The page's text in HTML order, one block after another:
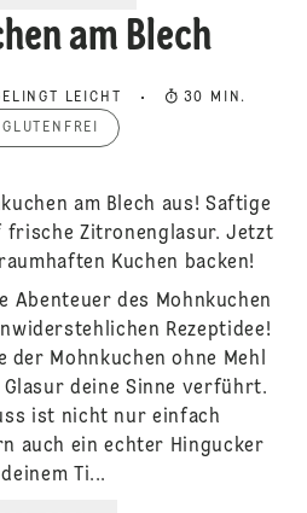
am Blech
LEICHT 30 MIN.
GLUTENFREI
am Blech aus! Saftige
frische Zitronenglasur. Jetzt
Kuchen backen!
Abenteuer des Mohnkuchen
Rezeptidee!
Mohnkuchen ohne Mehl
deine Sinne verführt.
ist nicht nur einfach
auch ein echter Hingucker
Ti...